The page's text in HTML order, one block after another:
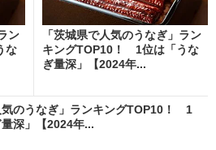
ン
な
「茨城県で人気のうなぎ」ラン
キングTOP10！ 1位は「うな
ぎ量深」【2024年...
気のうなぎ」ランキングTOP10！ 1
深」【2024年...